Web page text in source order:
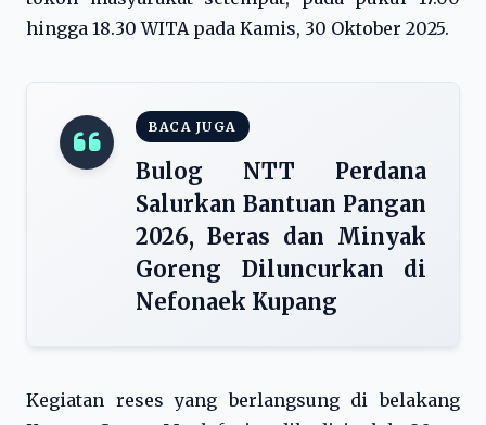
hingga 18.30 WITA pada Kamis, 30 Oktober 2025.
BACA JUGA
Bulog NTT Perdana
Salurkan Bantuan Pangan
2026, Beras dan Minyak
Goreng Diluncurkan di
Nefonaek Kupang
Kegiatan reses yang berlangsung di belakang